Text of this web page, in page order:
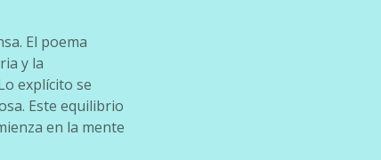
El poema
y la
explícito se
Este equilibrio
en la mente